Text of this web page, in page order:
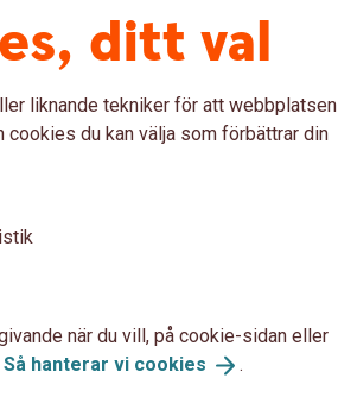
att variera
i värde
Om
hela eller
när
för Bull
ditt val
liknande tekniker för att webbplatsen
cookies du kan välja som förbättrar din
när du vill, på cookie-sidan eller
Så hanterar vi cookies .